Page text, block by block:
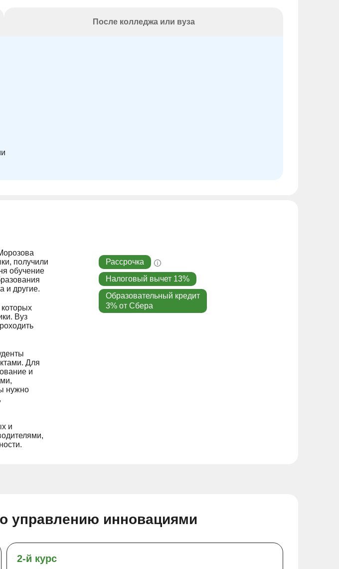
После колледжа или вуза
получили
обучение
и другие.
Вуз
Для
и
нужно
и
Рассрочка
Налоговый вычет 13%
Образовательный кредит
3% от Сбера
управлению инновациями
2-й курс